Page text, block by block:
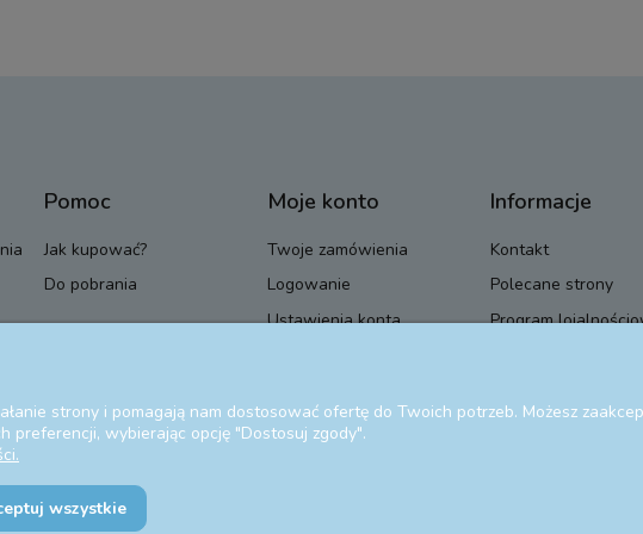
Pomoc
Jak kupować?
Do pobrania
Moje konto
Twoje zamówienia
Logowanie
Ustawienia konta
Informacje
Kontakt
Polecane strony
Program
strony i pomagają nam dostosować ofertę do Twoich potrzeb. Możesz
wybierając opcję "Dostosuj zgody".
wszystkie